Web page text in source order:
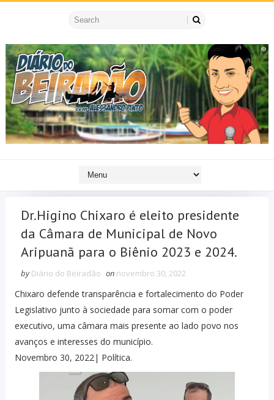
Dr.Higino Chixaro é eleito presidente
da Câmara de Municipal de Novo
Aripuanã para o Biênio 2023 e 2024.
by Diário do Beiradão on novembro 30, 2022
Chixaro defende transparência e fortalecimento do Poder
Legislativo junto à sociedade para somar com o poder
executivo, uma câmara mais presente ao lado povo nos
avanços e interesses do município.
Novembro 30, 2022| Política.